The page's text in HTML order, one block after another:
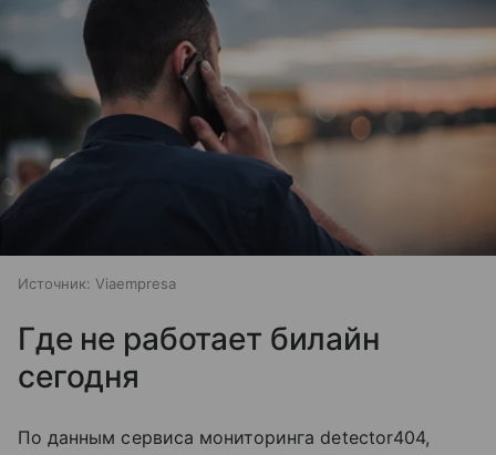
Источник: Viaempresa
Где не работает билайн
сегодня
По данным сервиса мониторинга detector404,